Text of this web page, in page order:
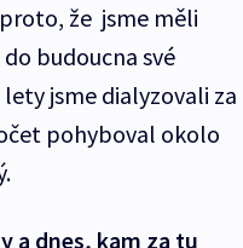
že jsme měli
budoucna své
jsme dialyzovali za
pohyboval okolo
a dnes, kam za tu